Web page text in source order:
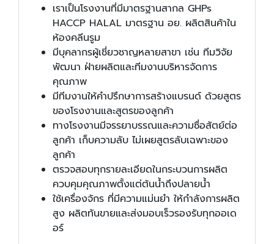
เราเป็นโรงงานที่มีมาตรฐานสากล GHPs
HACCP HALAL มาตรฐาน อย. ผลิตสินค้าใน
ห้องคลีนรูม
มีบุคลากรผู้เชี่ยวชาญหลายสาขา เช่น ทีมวิจัย
พัฒนา ฝ่ายผลิตและทีมงานบริหารจัดการ
คุณภาพ
มีทีมงานให้คำปรึกษาการสร้างแบรนด์ ด้วยสูตร
ของโรงงานและสูตรของลูกค้า
ทางโรงงานมีจรรยาบรรณและความซื่อสัตย์ต่อ
ลูกค้า เก็บความลับ ไม่เผยสูตรลับเฉพาะของ
ลูกค้า
ตรวจสอบทุกรายละเอียดในกระบวนการผลิต
ควบคุมคุณภาพตั้งแต่ต้นน้ำถึงปลายน้ำ
ใช้เครื่องจักร ที่มีความแม่นยำ ให้กำลังการผลิต
สูง ผลิตทันขายและส่งมอบเร็วรองรับทุกออเด
อร์